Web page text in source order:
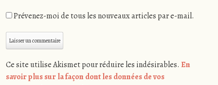
Prévenez-moi de tous les nouveaux articles par e-mail.
Ce site utilise Akismet pour réduire les indésirables. En
savoir plus sur la façon dont les données de vos